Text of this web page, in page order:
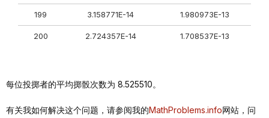
199 3.158771E-14 1.980973E-13
200 2.724357E-14 1.708537E-13
每位投掷者的平均掷骰次数为 8.525510。
有关我如何解决这个问题，请参阅我的MathProblems.info网站，问